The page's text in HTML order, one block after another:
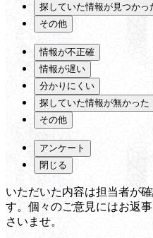
探していた情報が見つかっ
その他
情報が不正確
情報が遅い
分かりにくい
探していた情報が無かった
その他
アンケート
閉じる
いただいた内容は担当者が
す。個々のご意見にはお返
さいませ。